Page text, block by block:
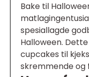
Bake til
spesiallagde
Halloween.
cupcakes til
skremmende og